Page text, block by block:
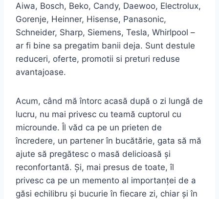
Aiwa, Bosch, Beko, Candy, Daewoo, Electrolux,
Gorenje, Heinner, Hisense, Panasonic,
Schneider, Sharp, Siemens, Tesla, Whirlpool –
ar fi bine sa pregatim banii deja. Sunt destule
reduceri, oferte, promotii si preturi reduse
avantajoase.
Acum, când mă întorc acasă după o zi lungă de
lucru, nu mai privesc cu teamă cuptorul cu
microunde. Îl văd ca pe un prieten de
încredere, un partener în bucătărie, gata să mă
ajute să pregătesc o masă delicioasă și
reconfortantă. Și, mai presus de toate, îl
privesc ca pe un memento al importanței de a
găsi echilibru și bucurie în fiecare zi, chiar și în